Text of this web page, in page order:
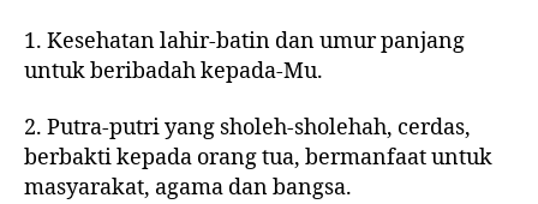
1. Kesehatan lahir-batin dan umur panjang
untuk beribadah kepada-Mu.
2. Putra-putri yang sholeh-sholehah, cerdas,
berbakti kepada orang tua, bermanfaat untuk
masyarakat, agama dan bangsa.